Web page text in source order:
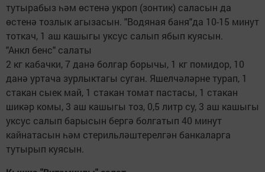
тутырабыз һәм өстенә укроп (зонтик) саласын да
өстенә тозлык агызасын. "Водяная баня"да 10-15 минут
тоткач, 1 аш кашыгы уксус салып ябып куясын.
"Анкл бенс" салаты
2 кг кабачки, 7 данә болгар борычы, 1 кг помидор, 10
данә уртача зурлыктагы суган. Яшелчәләрне турап, 1
стакан сыек май, 1 стакан томат пастасы, 1 стакан
шикәр комы, 3 аш кашыгы тоз, 0,5 литр су, 3 аш кашыгы
уксус салып барысын бергә болгатып 40 минут
кайнатасын һәм стерильләштерелгән банкаларга
тутырып куясын.